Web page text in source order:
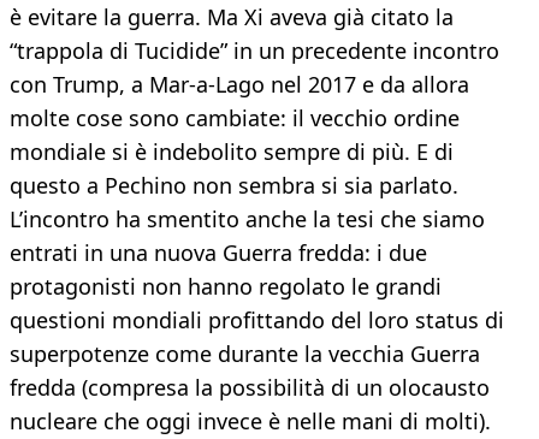
è evitare la guerra. Ma Xi aveva già citato la
“trappola di Tucidide” in un precedente incontro
con Trump, a Mar-a-Lago nel 2017 e da allora
molte cose sono cambiate: il vecchio ordine
mondiale si è indebolito sempre di più. E di
questo a Pechino non sembra si sia parlato.
L’incontro ha smentito anche la tesi che siamo
entrati in una nuova Guerra fredda: i due
protagonisti non hanno regolato le grandi
questioni mondiali profittando del loro status di
superpotenze come durante la vecchia Guerra
fredda (compresa la possibilità di un olocausto
nucleare che oggi invece è nelle mani di molti).